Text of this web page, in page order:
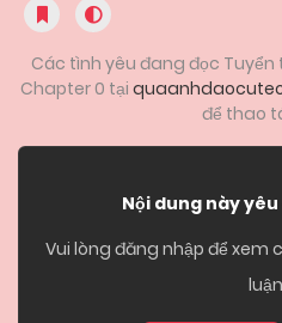
Các tình yêu đang đọc
Chapter 0 tại
để thao
Nội dung này
Vui lòng đăng nhập để